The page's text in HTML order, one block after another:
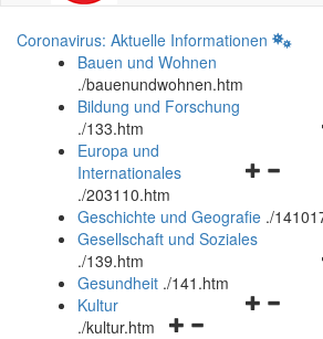
Coronavirus: Aktuelle Informationen
Bauen und Wohnen
./bauenundwohnen.htm
Bildung und Forschung
./133.htm
und
schließen
Europa und
Internationales
./203110.htm
Geschichte und Geografie ./
Gesellschaft und Soziales
./139.htm
Gesundheit ./141.htm
Navigationsmenü
Kultur
./kultur.htm